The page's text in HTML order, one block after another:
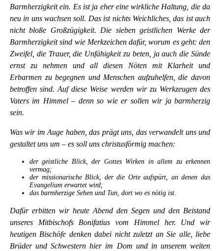
Barmherzigkeit ein. Es ist ja eher eine wirkliche Haltung, die da
neu in uns wachsen soll. Das ist nichts Weichliches, das ist auch
nicht bloße Großzügigkeit. Die sieben geistlichen Werke der
Barmherzigkeit sind wie Merkzeichen dafür, worum es geht: den
Zweifel, die Trauer, die Unfähigkeit zu beten, ja auch die Sünde
ernst zu nehmen und all diesen Nöten mit Klarheit und
Erbarmen zu begegnen und Menschen aufzuhelfen, die davon
betroffen sind. Auf diese Weise werden wir zu Werkzeugen des
Vaters im Himmel – denn so wie er sollen wir ja barmherzig
sein.
Was wir im Auge haben, das prägt uns, das verwandelt uns und
gestaltet uns um – es soll uns christusförmig machen:
der geistliche Blick, der Gottes Wirken in allem zu erkennen
vermag;
der missionarische Blick, der die Orte aufspürt, an denen das
Evangelium erwartet wird;
das barmherzige Sehen und Tun, dort wo es nötig ist.
Dafür erbitten wir heute Abend den Segen und den Beistand
unseres Mitbischofs Bonifatius vom Himmel her. Und wir
heutigen Bischöfe denken dabei nicht zuletzt an Sie alle, liebe
Brüder und Schwestern hier im Dom und in unserem weiten